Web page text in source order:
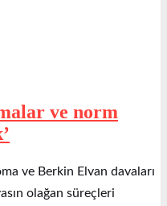
ve norm
ve Berkin Elvan davaları
olağan süreçleri